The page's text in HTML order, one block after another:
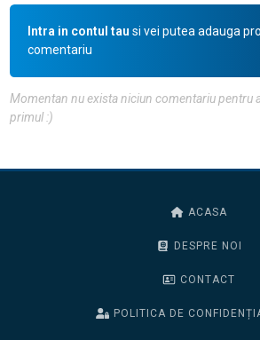
Intra in contul tau si vei putea adauga
comentariu
Momentan nu exista niciun comentariu pentru
primul :)
ACASA
DESPRE NOI
CONTACT
POLITICA DE